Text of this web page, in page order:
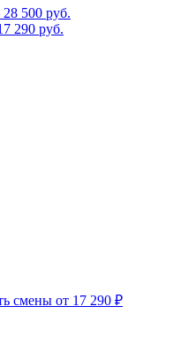
28 500 руб.
290 руб.
смены от 17 290 ₽